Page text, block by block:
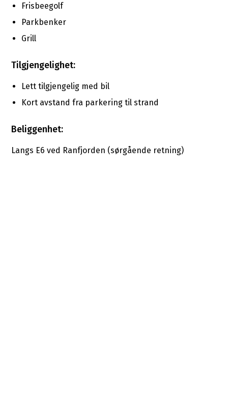
Frisbeegolf
Parkbenker
Grill
Tilgjengelighet:
Lett tilgjengelig med bil
Kort avstand fra parkering til strand
Beliggenhet:
Langs E6 ved Ranfjorden (sørgående retning)